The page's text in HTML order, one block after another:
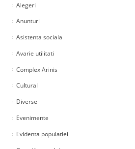
Alegeri
Anunturi
Asistenta sociala
Avarie utilitati
Complex Arinis
Cultural
Diverse
Evenimente
Evidenta populatiei